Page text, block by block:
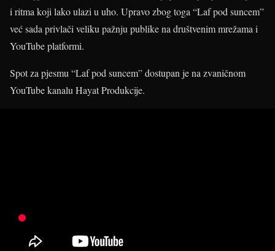
i ritma koji lako ulazi u uho. Upravo zbog toga “Laf pod suncem”
već sada privlači veliku pažnju publike na društvenim mrežama i
YouTube platformi.
Spot za pjesmu “Laf pod suncem” dostupan je na zvaničnom
YouTube kanalu Hayat Produkcije.